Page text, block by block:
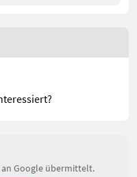
an Google übermittelt.